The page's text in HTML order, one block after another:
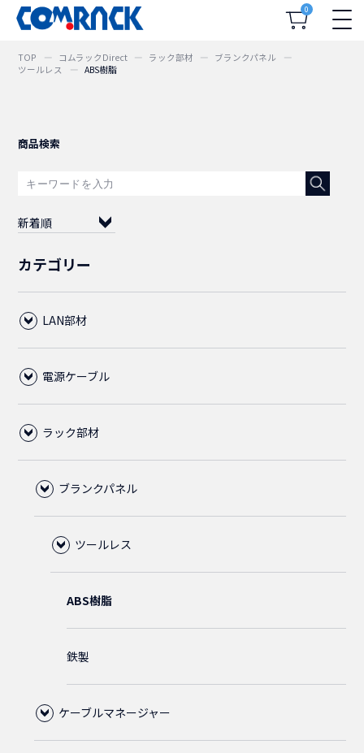
0
TOP コムラックDirect ラック部材
ブランクパネル
ツールレス
ABS樹脂
商品検索
カテゴリー
LAN部材
LANケーブル
CAT6A
CAT6
CAT6クロス
CAT6スリム
CAT6フラット
CAT5E
RJ45
プラグ
CAT6
1ピース
2ピース
3ピース
CAT5E
通常品
金メッキ
中継アダプタ
CAT6
CAT5E
ブーツ
直径5.5mm
スリムタイプ
保護カバー
ホワイト
ダストカバー
LAN用ローゼット
1ポート
2ポート
電源ケーブル
C13ロック付電源ケーブル
C14
50cm
75cm
1m
1.5m
5-15P
50cm
75cm
1m
その他、電源ケーブル
C13
C14
2m
1.5m
L6-20P
C14
1.5m
C15
C19
C20
C15
ラック部材
ブランクパネル
ツールレス
ABS樹脂
鉄製
ケーブルマネージャー
新着順